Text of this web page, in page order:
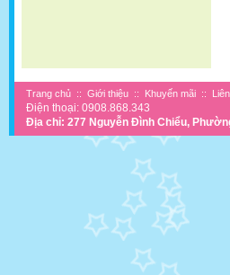
Trang chủ :: Giới thiệu :: Khuyến mãi ::
Điện thoại: 0908.868.343
Địa chỉ: 277 Nguyễn Đình Chiểu,